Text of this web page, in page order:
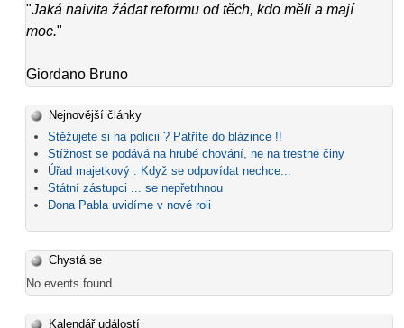
"Jaká naivita žádat reformu od těch, kdo měli a mají
moc."
Giordano Bruno
Nejnovější články
Stěžujete si na policii ? Patříte do blázince !!
Stížnost se podává na hrubé chování, ne na trestné činy
Úřad majetkový : Když se odpovídat nechce...
Státní zástupci ... se nepřetrhnou
Dona Pabla uvidíme v nové roli
Chystá se
No events found
Kalendář událostí